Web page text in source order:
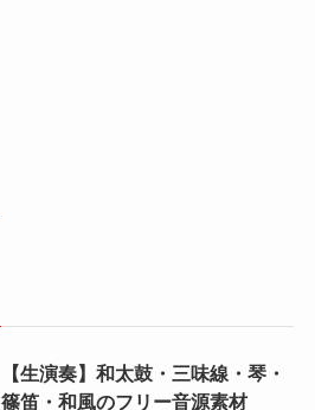
【生演奏】和太鼓・三味線・琴・
篠笛・和風のフリー音源素材